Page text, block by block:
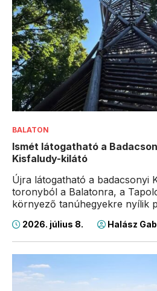
BALATON
Ismét látogatható a
Kisfaludy-kilátó
Újra látogatható a badacsonyi
toronyból a Balatonra, a
környező tanúhegyekre nyílik
2026. július 8. Halász